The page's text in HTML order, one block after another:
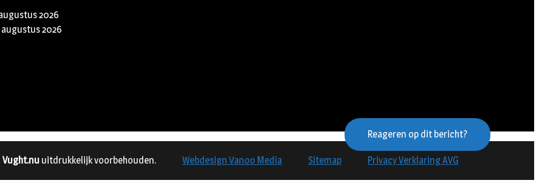
2026
augustus 2026
Reageren op dit bericht?
Vught.nu uitdrukkelijk voorbehouden. Webdesign Vanoo Media Sitemap Privacy Verklaring AVG